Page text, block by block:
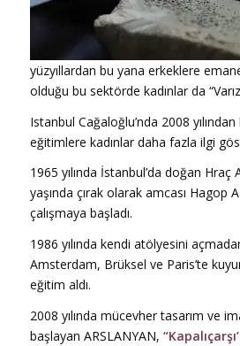
yüzyıllardan bu yana erkeklere
olduğu bu sektörde kadınlar da
Istanbul Cağaloğlu’nda 2008
eğitimlere kadınlar daha fazla ilgi
1965 yılında İstanbul’da doğan Hraç
yaşında çırak olarak amcası Hagop
çalışmaya başladı.
1986 yılında kendi atölyesini
Amsterdam, Brüksel ve Paris’te
eğitim aldı.
2008 yılında mücevher tasarım ve
başlayan ARSLANYAN,